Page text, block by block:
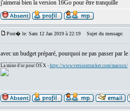
j'aimerai bien la version 16Go pour être tranquille
Post� le: Sam 12 Jan 2019 à 22:19 Sujet du message:
avec un budget préparé, pourquoi ne pas passer par le
La mine d'or pour OS X - http://www.versiontracker.com/macosx/